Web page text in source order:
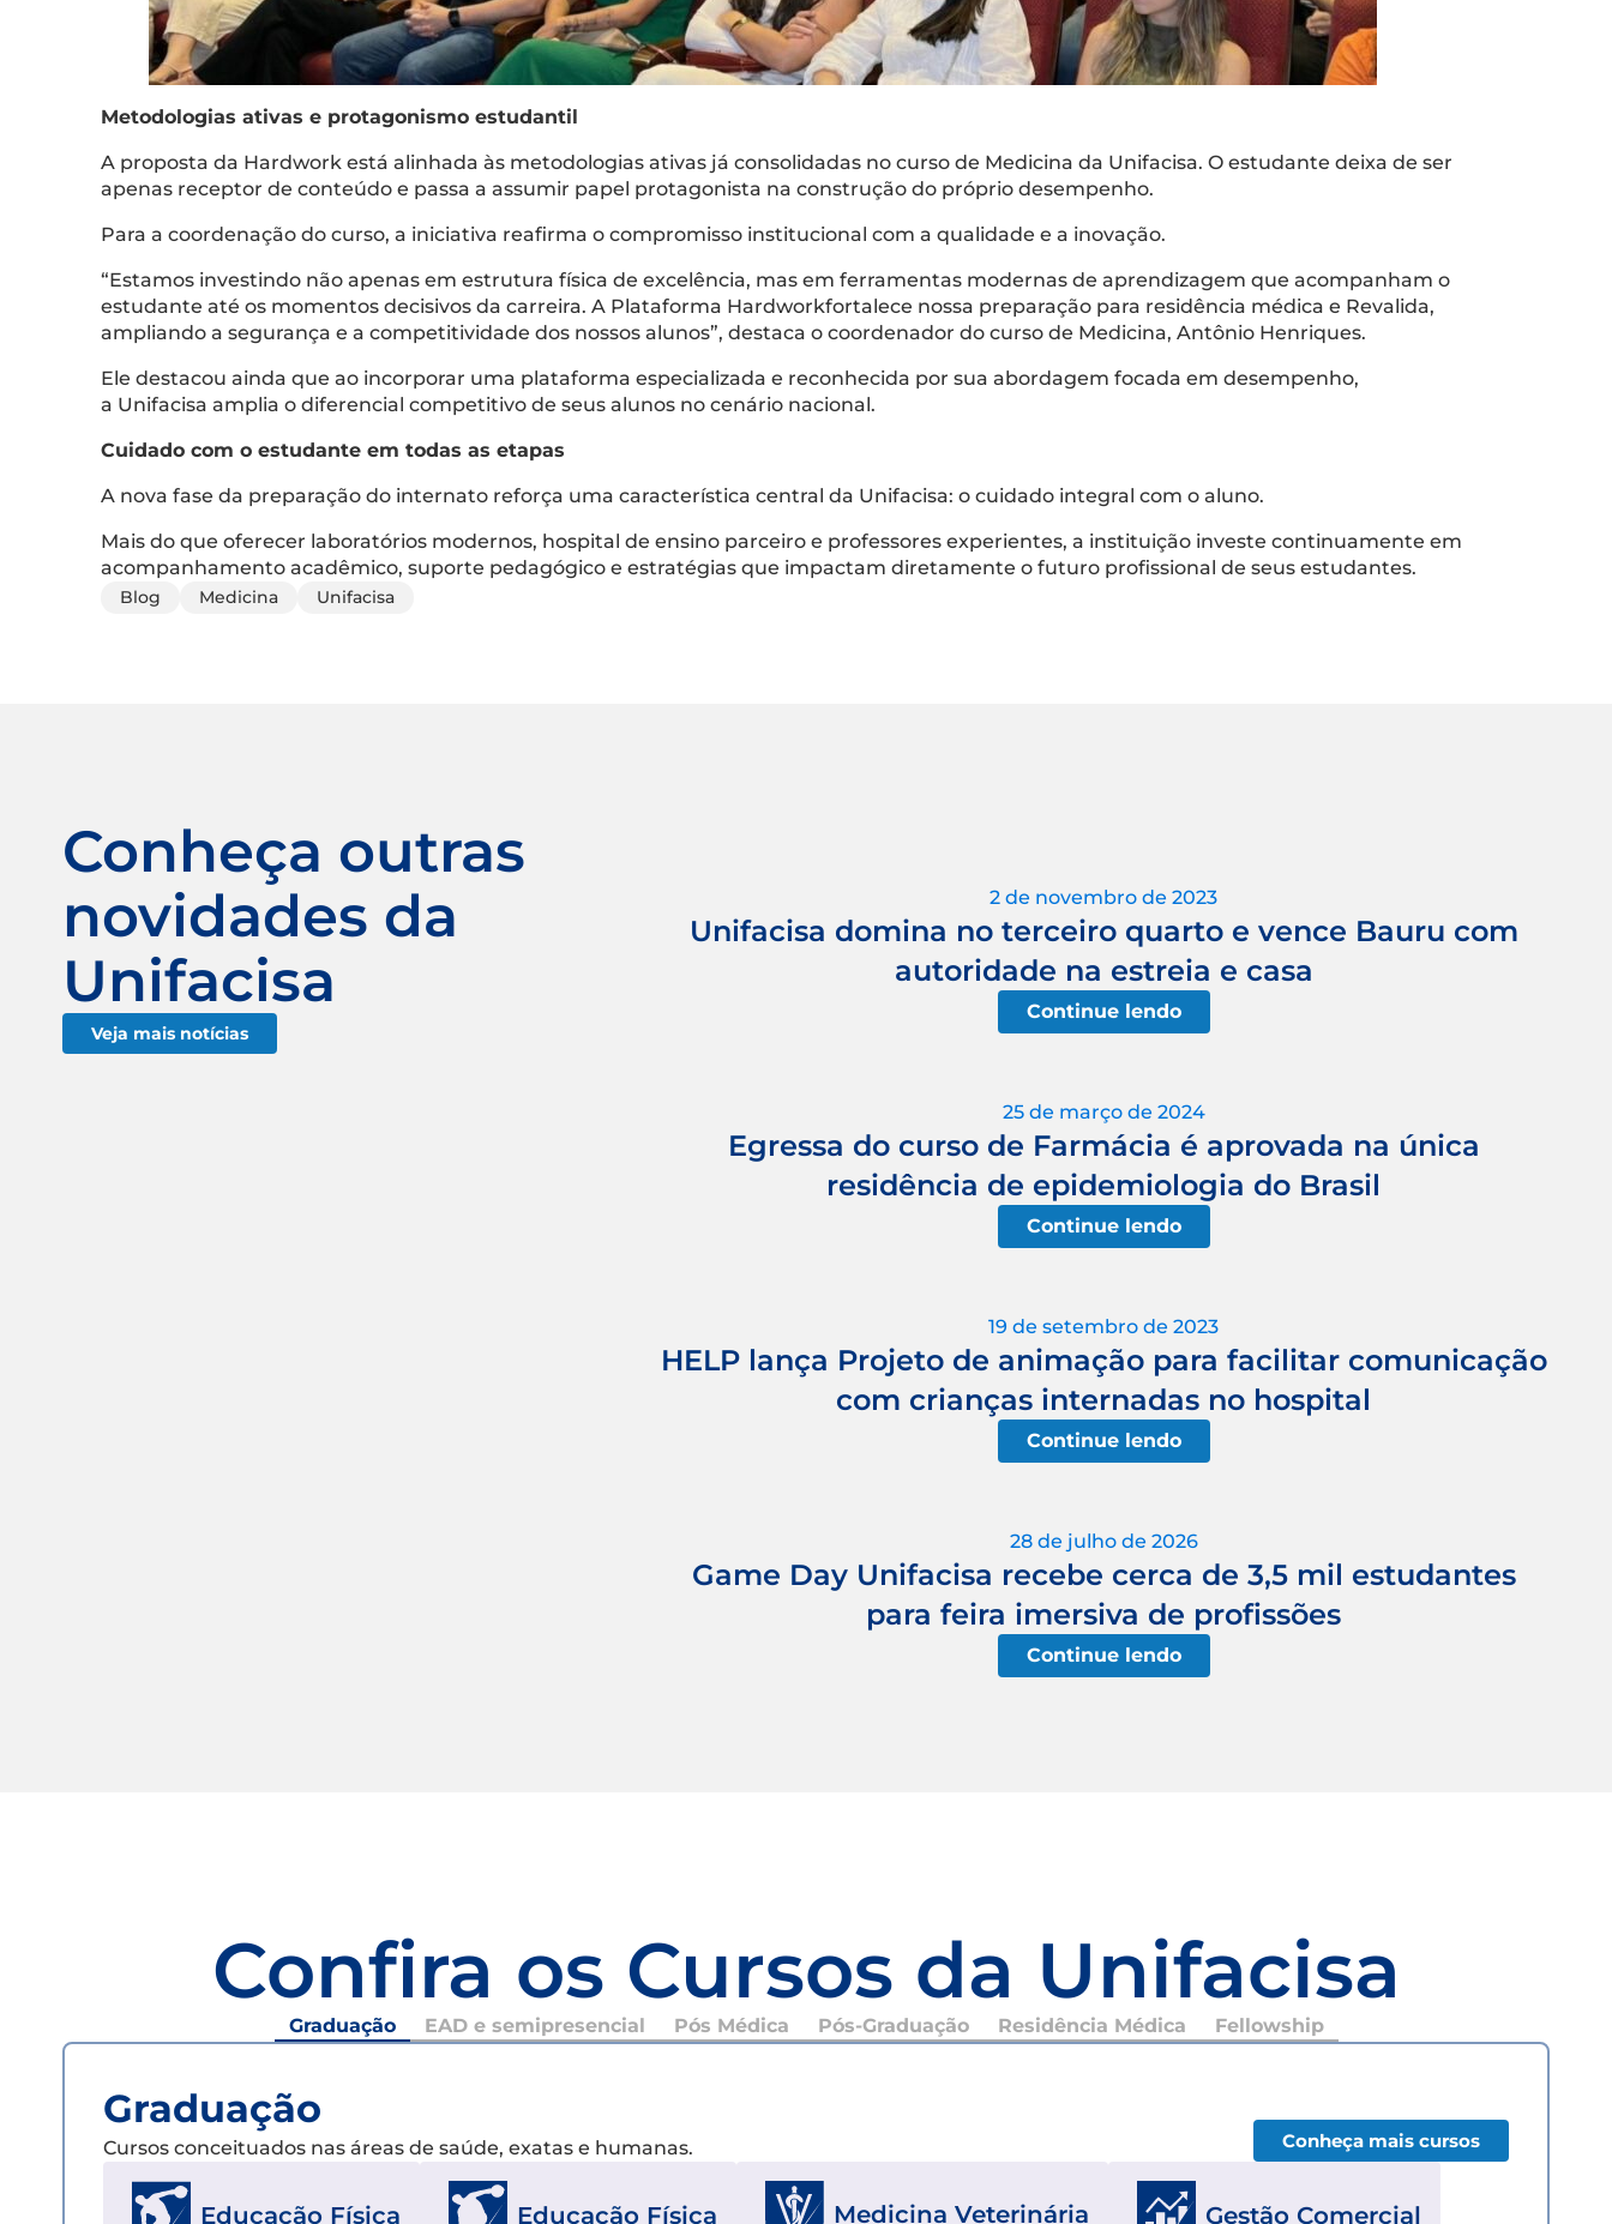
Metodologias ativas e protagonismo estudantil
A proposta da Hardwork está alinhada às metodologias ativas já consolidadas no curso de Medicina da Unifacisa. O estudante deixa de ser
apenas receptor de conteúdo e passa a assumir papel protagonista na construção do próprio desempenho.
Para a coordenação do curso, a iniciativa reafirma o compromisso institucional com a qualidade e a inovação.
“Estamos investindo não apenas em estrutura física de excelência, mas em ferramentas modernas de aprendizagem que acompanham o
estudante até os momentos decisivos da carreira. A Plataforma Hardworkfortalece nossa preparação para residência médica e Revalida,
ampliando a segurança e a competitividade dos nossos alunos”, destaca o coordenador do curso de Medicina, Antônio Henriques.
Ele destacou ainda que ao incorporar uma plataforma especializada e reconhecida por sua abordagem focada em desempenho,
a Unifacisa amplia o diferencial competitivo de seus alunos no cenário nacional.
Cuidado com o estudante em todas as etapas
A nova fase da preparação do internato reforça uma característica central da Unifacisa: o cuidado integral com o aluno.
Mais do que oferecer laboratórios modernos, hospital de ensino parceiro e professores experientes, a instituição investe continuamente em
acompanhamento acadêmico, suporte pedagógico e estratégias que impactam diretamente o futuro profissional de seus estudantes.
Blog Medicina Unifacisa
Conheça outras
novidades da
Unifacisa
Veja mais notícias
2 de novembro de 2023
Unifacisa domina no terceiro quarto e vence Bauru com
autoridade na estreia e casa
Continue lendo
25 de março de 2024
Egressa do curso de Farmácia é aprovada na única
residência de epidemiologia do Brasil
Continue lendo
19 de setembro de 2023
HELP lança Projeto de animação para facilitar comunicação
com crianças internadas no hospital
Continue lendo
28 de julho de 2026
Game Day Unifacisa recebe cerca de 3,5 mil estudantes
para feira imersiva de profissões
Continue lendo
Confira os Cursos da Unifacisa
Graduação EAD e semipresencial Pós Médica Pós-Graduação Residência Médica Fellowship
Graduação
Cursos conceituados nas áreas de saúde, exatas e humanas. Conheça mais cursos
Educação Física Educação Física Medicina Veterinária Gestão Comercial